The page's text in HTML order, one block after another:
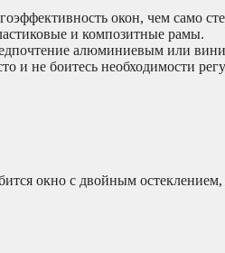
окон, чем само
и композитные рамы.
алюминиевым или
и не боитесь необходимости
окно с двойным